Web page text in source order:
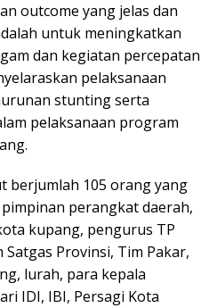
outcome yang jelas dan
untuk meningkatkan
dan kegiatan percepatan
pelaksanaan
stunting serta
pelaksanaan program
berjumlah 105 orang yang
perangkat daerah,
kupang, pengurus TP
Satgas Provinsi, Tim Pakar,
lurah, para kepala
IDI, IBI, Persagi Kota